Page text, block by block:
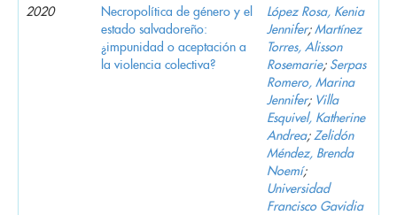
2020
Necropolítica de género y el
estado salvadoreño:
¿impunidad o aceptación a
la violencia colectiva?
López Rosa, Kenia
Jennifer;Martínez
Torres, Alisson
Rosemarie; Serpas
Romero, Marina
Jennifer; Villa
Esquivel, Katherine
Andrea; Zelidón
Méndez, Brenda
Noemí;
Universidad
Francisco Gavidia